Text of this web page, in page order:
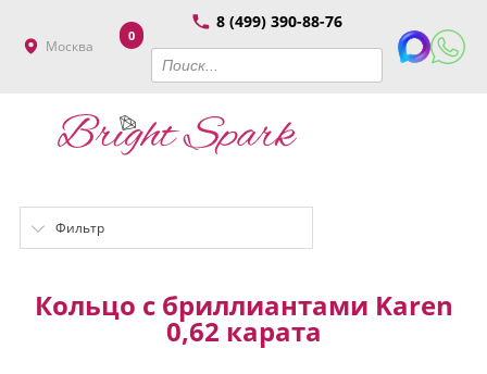
Москва
8 (499) 390-88-76
0
Фильтр
Кольцо с бриллиантами Karen
0,62 карата